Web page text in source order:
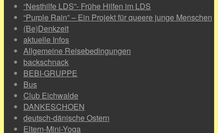
“Nesthilfe LDS”- Frühe Hilfen im LDS
“Purple Rain” – Ein Projekt für queere junge Menschen
(Be)Denkzeit
aktuelle Infos
Allgemeine Reisebedingungen
backschnack
BEBI-GRUPPE
Bus
Club Eichwalde
DANKESCHOEN
deutsch-dänische Ostern
Eltern-Mini-Yoga